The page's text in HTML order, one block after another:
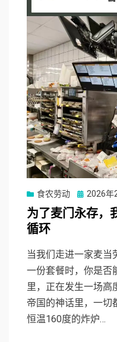
食农劳动
Posted
on
2026年
为了麦门永存，
循环
当我们走进一家麦当
一份套餐时，你是否
里，正在发生一场高
帝国的神话里，一切
恒温160度的炸炉…